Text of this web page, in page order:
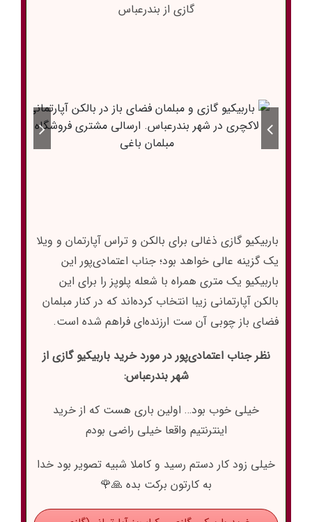
گازی از بندرعباس
باربیکیو گازی ذغالی برای بالکن و تراس آپارتمان و ویلا
یک گزینه عالی خواهد بود؛ جناب اعتمادی‌پور این
باربیکیو یک متری همراه با شعله پلوپز را برای این
بالکن آپارتمانی زیبا انتخاب کرده‌اند که در کنار مبلمان
فضای باز چوبی آن ست ارزنده‌ای فراهم شده است.
نظر جناب اعتمادی‌پور در مورد خرید باربیکیو گازی از
شهر بندرعباس:
خیلی خوب بود… اولین باری هست که از خرید
اینترنتیم واقعا خیلی راضی بودم
خیلی زود کار دستم رسید و کاملا شبیه تصویر بود خدا
به کارتون برکت بده 🙏🌹